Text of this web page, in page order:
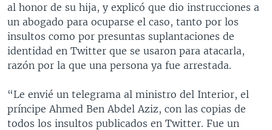
al honor de su hija, y explicó que dio instrucciones a
un abogado para ocuparse el caso, tanto por los
insultos como por presuntas suplantaciones de
identidad en Twitter que se usaron para atacarla,
razón por la que una persona ya fue arrestada.
“Le envié un telegrama al ministro del Interior, el
príncipe Ahmed Ben Abdel Aziz, con las copias de
todos los insultos publicados en Twitter. Fue un